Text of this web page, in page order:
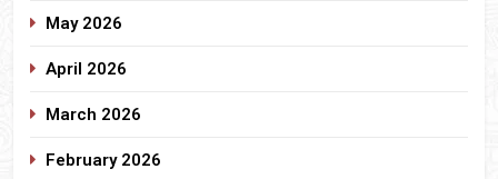
May 2026
April 2026
March 2026
February 2026